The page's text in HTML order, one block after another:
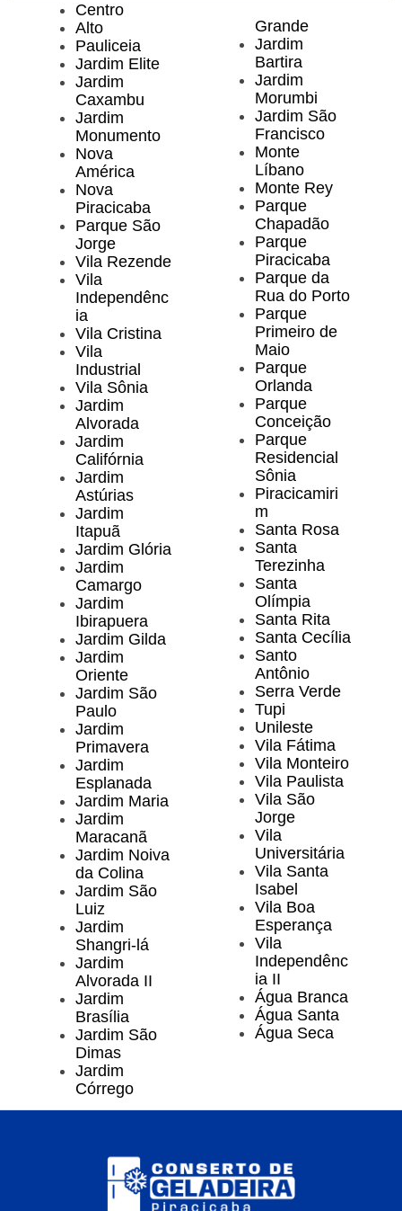
Centro
Alto
Pauliceia
Jardim Elite
Jardim
Caxambu
Jardim
Monumento
Nova
América
Nova
Piracicaba
Parque São
Jorge
Vila Rezende
Vila
Independênc
ia
Vila Cristina
Vila
Industrial
Vila Sônia
Jardim
Alvorada
Jardim
Califórnia
Jardim
Astúrias
Jardim
Itapuã
Jardim Glória
Jardim
Camargo
Jardim
Ibirapuera
Jardim Gilda
Jardim
Oriente
Jardim São
Paulo
Jardim
Primavera
Jardim
Esplanada
Jardim Maria
Jardim
Maracanã
Jardim Noiva
da Colina
Jardim São
Luiz
Jardim
Shangri-lá
Jardim
Alvorada II
Jardim
Brasília
Jardim São
Dimas
Jardim
Córrego
Grande
Jardim
Bartira
Jardim
Morumbi
Jardim São
Francisco
Monte
Líbano
Monte Rey
Parque
Chapadão
Parque
Piracicaba
Parque da
Rua do Porto
Parque
Primeiro de
Maio
Parque
Orlanda
Parque
Conceição
Parque
Residencial
Sônia
Piracicamiri
m
Santa Rosa
Santa
Terezinha
Santa
Olímpia
Santa Rita
Santa Cecília
Santo
Antônio
Serra Verde
Tupi
Unileste
Vila Fátima
Vila Monteiro
Vila Paulista
Vila São
Jorge
Vila
Universitária
Vila Santa
Isabel
Vila Boa
Esperança
Vila
Independênc
ia II
Água Branca
Água Santa
Água Seca